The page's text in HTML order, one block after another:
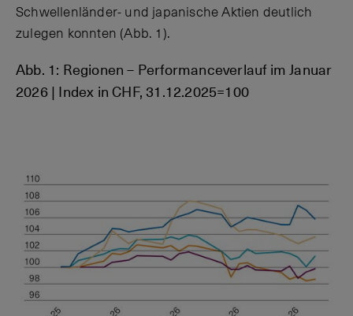
Schwellenländer- und japanische Aktien deutlich
zulegen konnten (Abb. 1).
Abb. 1: Regionen – Performanceverlauf im Januar
2026 | Index in CHF, 31.12.2025=100